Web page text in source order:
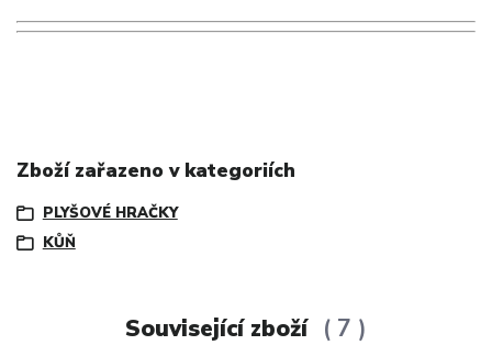
Zboží zařazeno v kategoriích
PLYŠOVÉ HRAČKY
KŮŇ
Související zboží 7